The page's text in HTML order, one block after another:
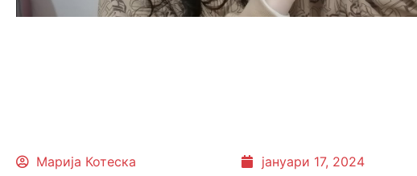
Марија Котеска јануари 17, 2024